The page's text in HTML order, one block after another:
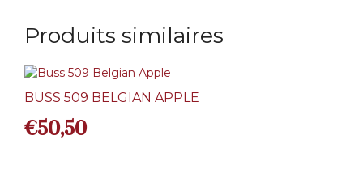
Produits similaires
BUSS 509 BELGIAN APPLE
€50,50